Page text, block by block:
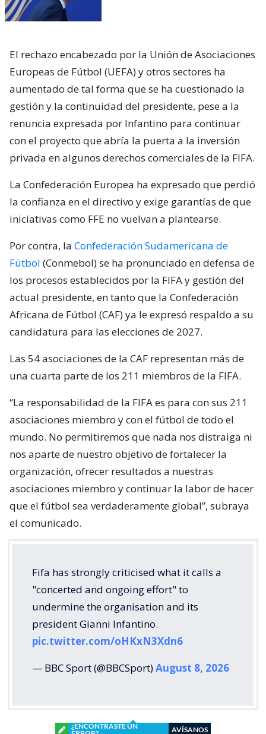
El rechazo encabezado por la Unión de Asociaciones
Europeas de Fútbol (UEFA) y otros sectores ha
aumentado de tal forma que se ha cuestionado la
gestión y la continuidad del presidente, pese a la
renuncia expresada por Infantino para continuar
con el proyecto que abría la puerta a la inversión
privada en algunos derechos comerciales de la FIFA.
La Confederación Europea ha expresado que perdió
la confianza en el directivo y exige garantías de que
iniciativas como FFE no vuelvan a plantearse.
Por contra, la Confederación Sudamericana de
Fútbol (Conmebol) se ha pronunciado en defensa de
los procesos establecidos por la FIFA y gestión del
actual presidente, en tanto que la Confederación
Africana de Fútbol (CAF) ya le expresó respaldo a su
candidatura para las elecciones de 2027.
Las 54 asociaciones de la CAF representan más de
una cuarta parte de los 211 miembros de la FIFA.
“La responsabilidad de la FIFA es para con sus 211
asociaciones miembro y con el fútbol de todo el
mundo. No permitiremos que nada nos distraiga ni
nos aparte de nuestro objetivo de fortalecer la
organización, ofrecer resultados a nuestras
asociaciones miembro y continuar la labor de hacer
que el fútbol sea verdaderamente global”, subraya
el comunicado.
Fifa has strongly criticised what it calls a
"concerted and ongoing effort" to
undermine the organisation and its
president Gianni Infantino.
pic.twitter.com/oHKxN3Xdn6
— BBC Sport (@BBCSport)August 8, 2026
¿ENCONTRASTE UN
AVÍSANOS